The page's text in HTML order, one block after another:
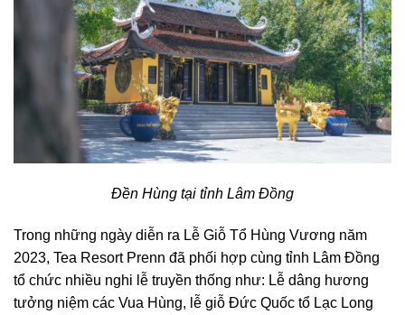
Đền Hùng tại tỉnh Lâm Đồng
Trong những ngày diễn ra Lễ Giỗ Tổ Hùng Vương năm
2023, Tea Resort Prenn đã phối hợp cùng tỉnh Lâm Đồng
tổ chức nhiều nghi lễ truyền thống như: Lễ dâng hương
tưởng niệm các Vua Hùng, lễ giỗ Đức Quốc tổ Lạc Long